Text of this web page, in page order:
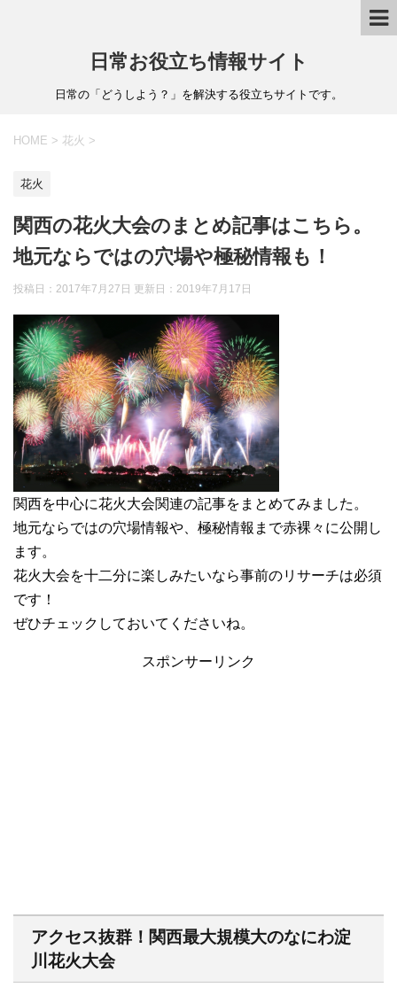
日常お役立ち情報サイト
日常の「どうしよう？」を解決する役立ちサイトです。
HOME > 花火 >
花火
関西の花火大会のまとめ記事はこちら。
地元ならではの穴場や極秘情報も！
投稿日：2017年7月27日 更新日： 2019年7月17日
関西を中心に花火大会関連の記事をまとめてみました。
地元ならではの穴場情報や、極秘情報まで赤裸々に公開し
ます。
花火大会を十二分に楽しみたいなら事前のリサーチは必須
です！
ぜひチェックしておいてくださいね。
スポンサーリンク
アクセス抜群！関西最大規模大のなにわ淀
川花火大会